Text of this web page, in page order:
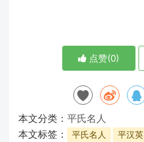
点赞(0)
本文分类： 平氏名人
本文标签：
平氏名人 平汉英